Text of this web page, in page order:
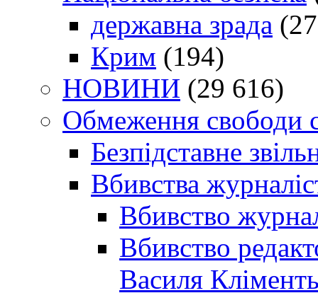
державна зрада
Крим (194)
НОВИНИ (29 616)
Обмеження свободи
Безпідставне
Вбивства
Вбивство
Вбивство
Василя